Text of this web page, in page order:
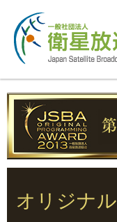
オリジナ